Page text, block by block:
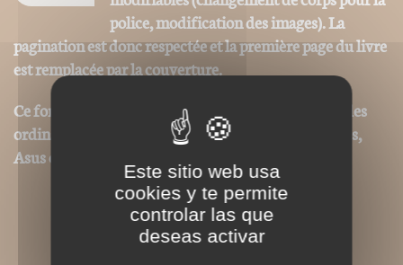
police, modification des images). La
pagination est donc respectée et la première page du livre
est remplacée par la couverture.
Ce format peut être lu par le logiciel Acrobat © sur des
ordinateurs ou tablettes tactiles de type iPad, Archos,
Asus ou autres.
Este sitio web usa
cookies y te permite
controlar las que
deseas activar